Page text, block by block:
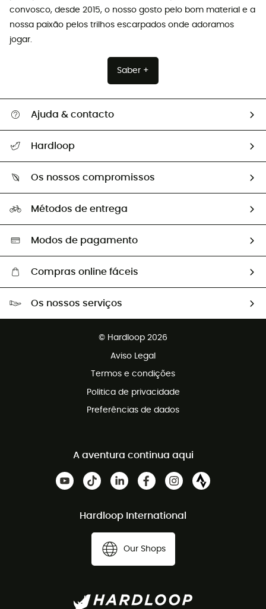
convosco, desde 2015, o nosso gosto pelo bom material e a
nossa paixão pelos trilhos escarpados onde adoramos
jogar.
Saber +
Ajuda & contacto
Guia de tamanhos
Trocas & Devoluções
Hardloop
Os nossos embaixadores
Os nossos compromissos
Seleção eco-responsável
Métodos de entrega
Modos de pagamento
Compras online fáceis
Os nossos serviços
© Hardloop 2026
Aviso Legal
Termos e condições
Politica de privacidade
Preferências de dados
A aventura continua aqui
Hardloop International
Our Shops